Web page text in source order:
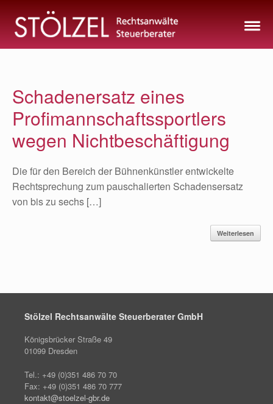
Inhalt
springen
Schadenersatz eines
Profimannschaftssportlers
wegen Nichtbeschäftigung
Die für den Bereich der Bühnenkünstler entwickelte
Rechtsprechung zum pauschalierten Schadensersatz
von bis zu sechs […]
Weiterlesen
Stölzel Rechtsanwälte Steuerberater GmbH
Königsbrücker Straße 49
01099 Dresden
Tel.: +49 (0)351 486 70 70
Fax: +49 (0)351 486 70 777
kontakt@stoelzel-gbr.de